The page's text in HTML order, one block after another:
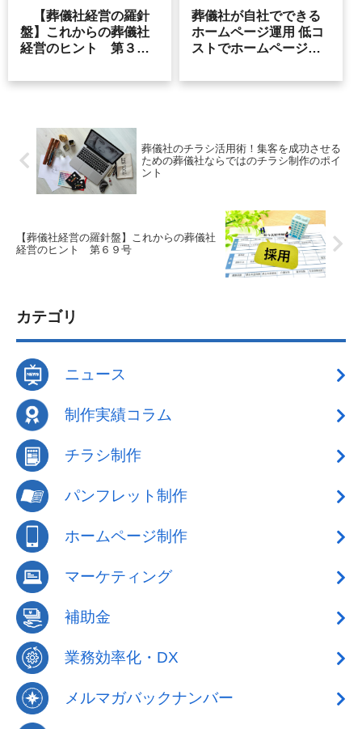
【葬儀社経営の羅針
盤】これからの葬儀社
経営のヒント 第３３
葬儀社が自社でできる
ホームページ運用 低コ
ストでホームページか
葬儀社のチラシ活用術！集客を成功させる
ための葬儀社ならではのチラシ制作のポイ
ント
【葬儀社経営の羅針盤】これからの葬儀社
経営のヒント 第６９号
カテゴリ
ニュース
制作実績コラム
チラシ制作
パンフレット制作
ホームページ制作
マーケティング
補助金
業務効率化・DX
メルマガバックナンバー